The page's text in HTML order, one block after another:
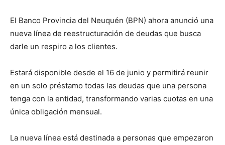
El Banco Provincia del Neuquén (BPN) ahora anunció una
nueva línea de reestructuración de deudas que busca
darle un respiro a los clientes.
Estará disponible desde el 16 de junio y permitirá reunir
en un solo préstamo todas las deudas que una persona
tenga con la entidad, transformando varias cuotas en una
única obligación mensual.
La nueva línea está destinada a personas que empezaron